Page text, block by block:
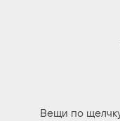
Вещи по